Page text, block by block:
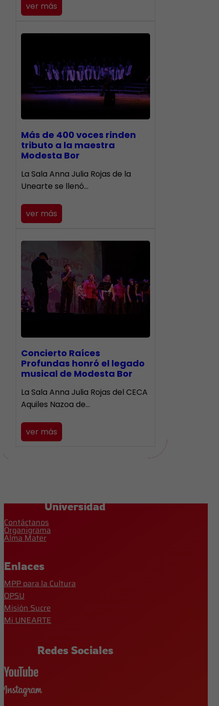
ver más
Más de 400 voces rinden
tributo a la maestra
Modesta Bor
​La Sala Anna Julia Rojas de la
Unearte se llenó…
ver más
​Concierto Raíces
Profundas honró el legado
musical de Modesta Bor
La Sala Anna Julia Rojas del CECA
Aquiles Nazoa de…
ver más
Universidad
Contáctanos
Organigrama
Alma Mater
Enlaces
MPP para la Cultura
OPSU
Misión Sucre
Mi UNEARTE
Redes Sociales